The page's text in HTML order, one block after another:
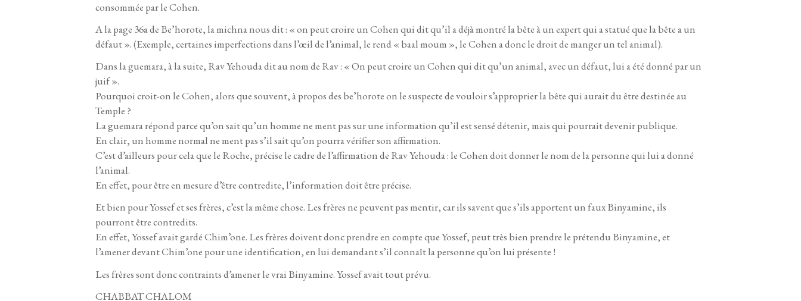
consommée par le Cohen.
A la page 36a de Be’horote, la michna nous dit : « on peut croire un Cohen qui dit qu’il a déjà montré la bête à un expert qui a statué que la bête a un
défaut ». (Exemple, certaines imperfections dans l’œil de l’animal, le rend « baal moum », le Cohen a donc le droit de manger un tel animal).
Dans la guemara, à la suite, Rav Yehouda dit au nom de Rav : « On peut croire un Cohen qui dit qu’un animal, avec un défaut, lui a été donné par un
juif ».
Pourquoi croit-on le Cohen, alors que souvent, à propos des be’horote on le suspecte de vouloir s’approprier la bête qui aurait du être destinée au
Temple ?
La guemara répond parce qu’on sait qu’un homme ne ment pas sur une information qu’il est sensé détenir, mais qui pourrait devenir publique.
En clair, un homme normal ne ment pas s’il sait qu’on pourra vérifier son affirmation.
C’est d’ailleurs pour cela que le Roche, précise le cadre de l’affirmation de Rav Yehouda : le Cohen doit donner le nom de la personne qui lui a donné
l’animal.
En effet, pour être en mesure d’être contredite, l’information doit être précise.
Et bien pour Yossef et ses frères, c’est la même chose. Les frères ne peuvent pas mentir, car ils savent que s’ils apportent un faux Binyamine, ils
pourront être contredits.
En effet, Yossef avait gardé Chim’one. Les frères doivent donc prendre en compte que Yossef, peut très bien prendre le prétendu Binyamine, et
l’amener devant Chim’one pour une identification, en lui demandant s’il connaît la personne qu’on lui présente !
Les frères sont donc contraints d’amener le vrai Binyamine. Yossef avait tout prévu.
CHABBAT CHALOM